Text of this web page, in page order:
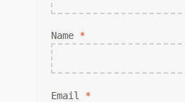
Name *
Email *